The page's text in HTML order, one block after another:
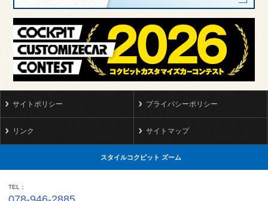
サイトポリシー プライバシーポリシー
リンク サイトマップ
スタイルコクピット ズーム
TEL